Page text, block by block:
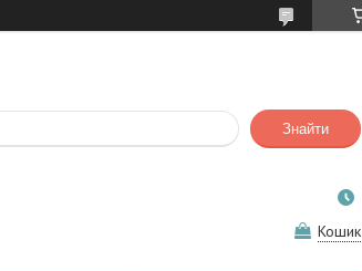
Знайти
Кошик